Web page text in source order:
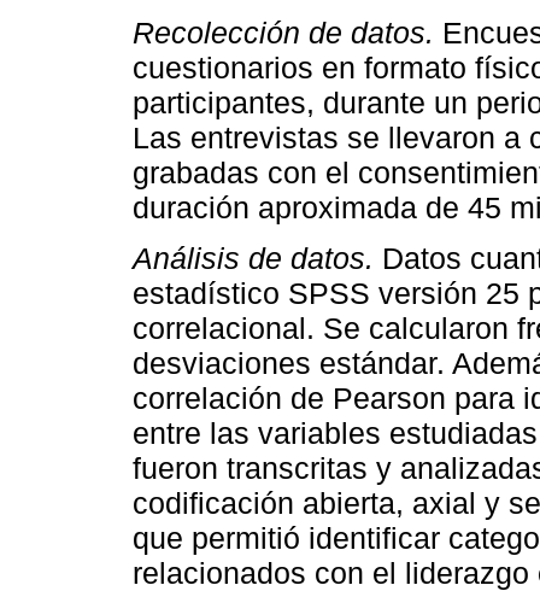
Recolección de datos.
cuestionarios en formato
participantes, durante un
Las entrevistas se llevaron a
grabadas con el
duración aproximada de 45
Análisis de datos. Datos
estadístico SPSS versión 25
correlacional. Se calcularon
desviaciones estándar.
correlación de Pearson para
entre las variables
fueron transcritas y
codificación abierta, axial y
que permitió identificar
relacionados con el liderazgo